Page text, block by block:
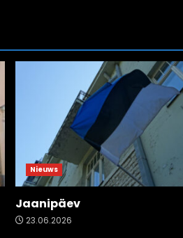
Nieuws
Jaanipäev
23.06.2026